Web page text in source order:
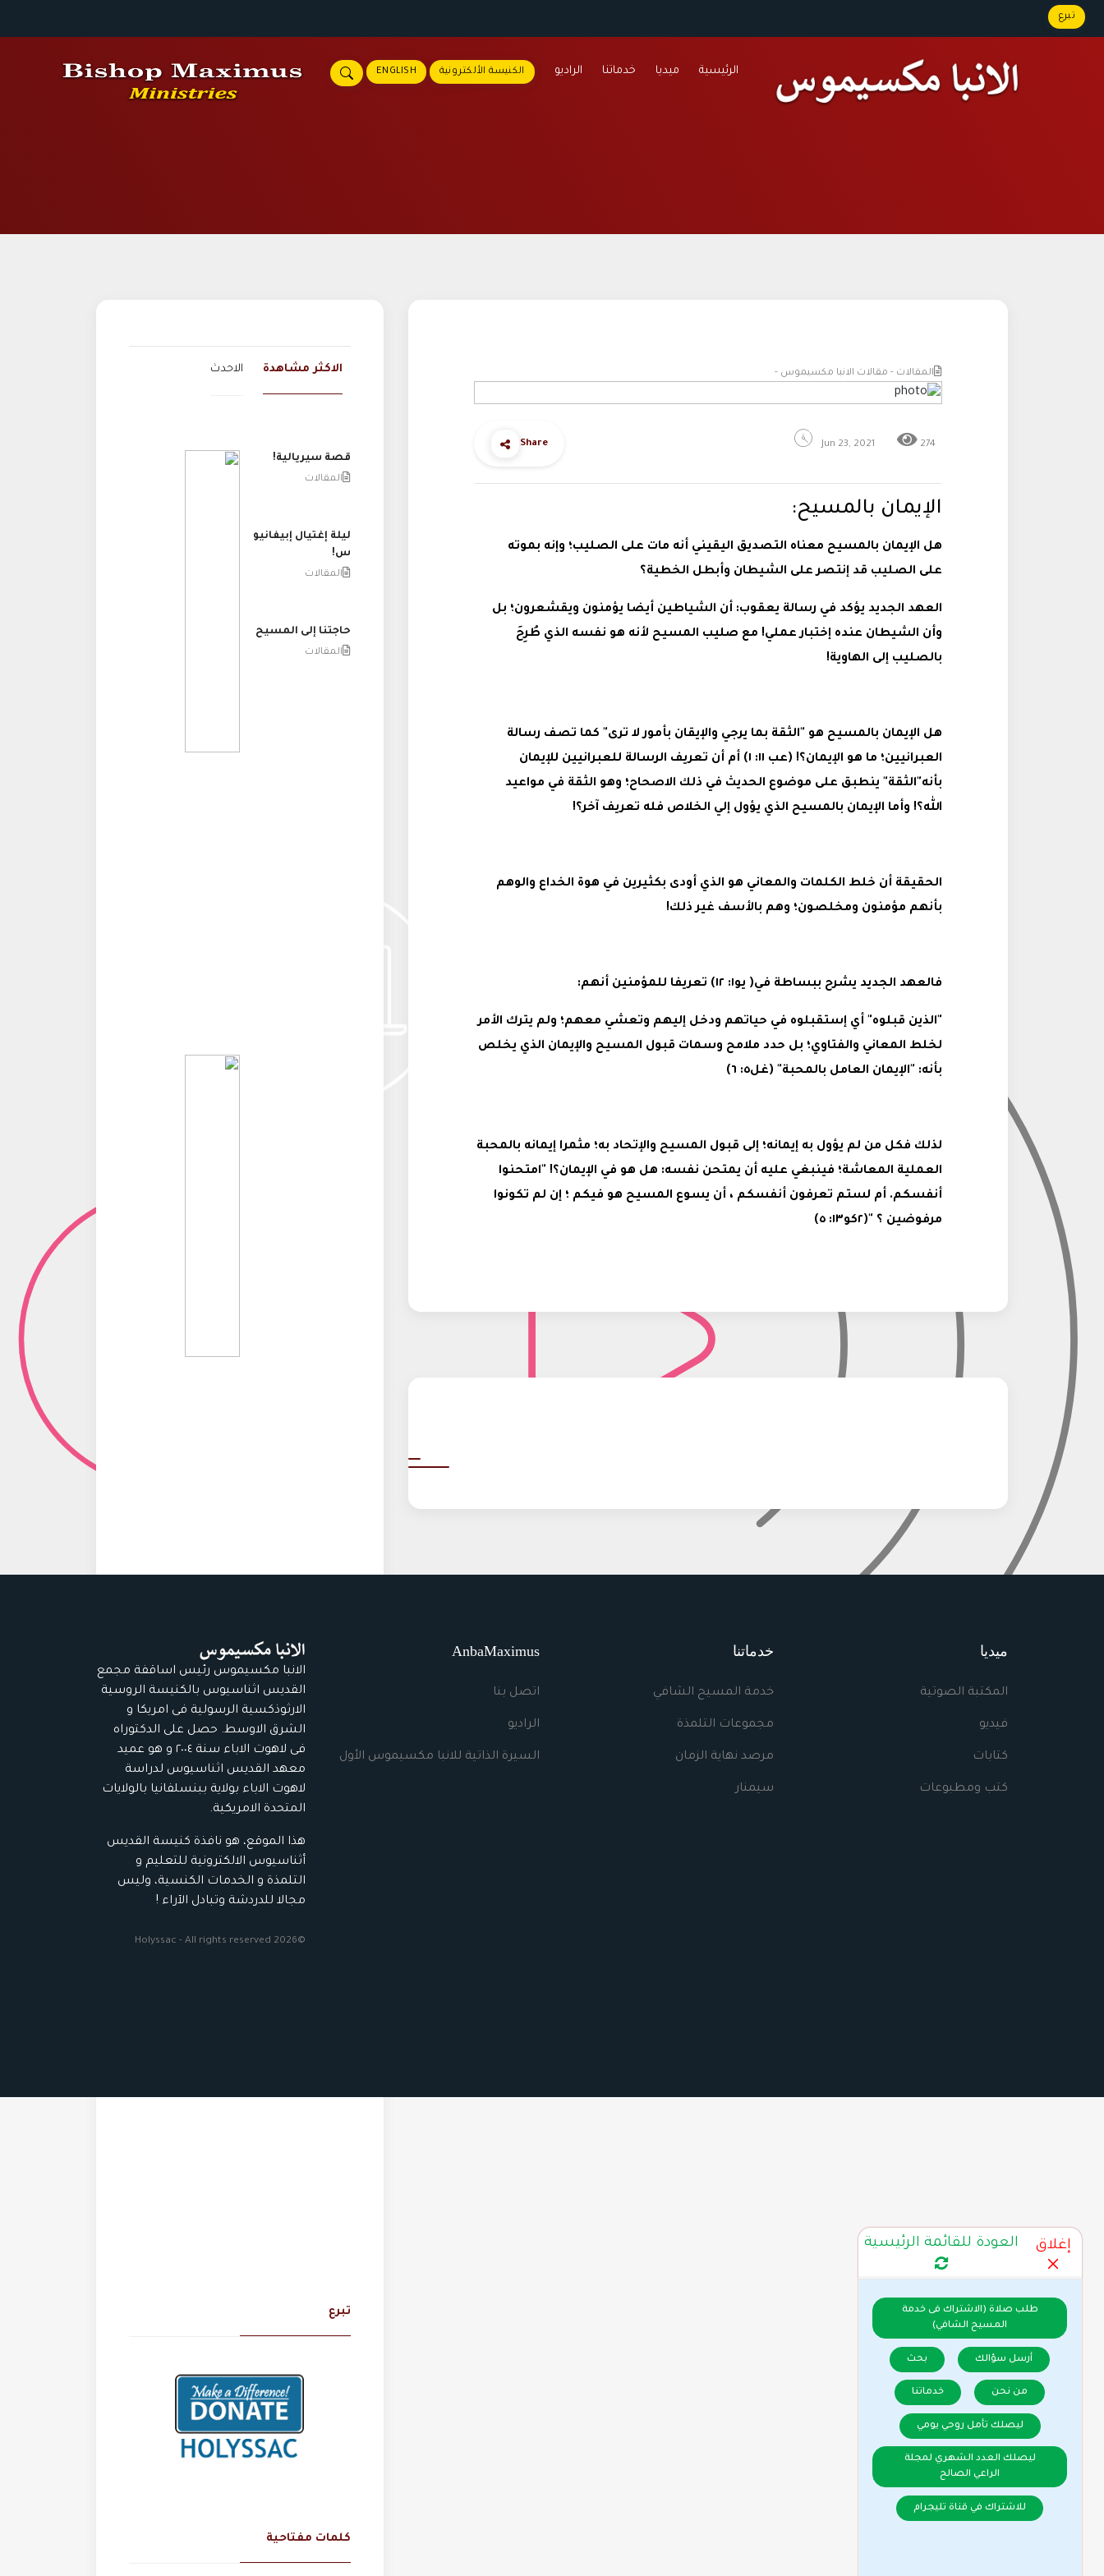
تبرع
ENGLISH الكنيسة الألكترونية الراديو خدماتنا ميديا الرئيسية
المقالات - مقالات الانبا مكسيموس -
Jun 23, 2021 274
Share
الإيمان بالمسيح:
هل الإيمان بالمسيح معناه التصديق اليقيني أنه مات على الصليب؛ وإنه بموته
على الصليب قد إنتصر على الشيطان وأبطل الخطية؟
العهد الجديد يؤكد في رسالة يعقوب: أن الشياطين أيضا يؤمنون ويقشعرون؛ بل
وأن الشيطان عنده إختبار عملي! مع صليب المسيح لأنه هو نفسه الذي طُرِحَ
بالصليب إلى الهاوية!
هل الإيمان بالمسيح هو "الثقة بما يرجي والإيقان بأمور لا ترى" كما تصف رسالة
العبرانيين؛ ما هو الإيمان؟! (عب ١١: ١) أم أن تعريف الرسالة للعبرانيين للإيمان
بأنه"الثقة" ينطبق على موضوع الحديث في ذلك الاصحاح؛ وهو الثقة في مواعيد
الله؟! وأما الإيمان بالمسيح الذي يؤول إلي الخلاص فله تعريف آخر؟!
الحقيقة أن خلط الكلمات والمعاني هو الذي أودى بكثيرين في هوة الخداع والوهم
بأنهم مؤمنون ومخلصون؛ وهم بالأسف غير ذلك!
فالعهد الجديد يشرح ببساطة في( يو١: ١٢) تعريفا للمؤمنين أنهم:
"الذين قبلوه" أي إستقبلوه في حياتهم ودخل إليهم وتعشي معهم؛ ولم يترك الأمر
لخلط المعاني والفتاوي؛ بل حدد ملامح وسمات قبول المسيح والإيمان الذي يخلص
بأنه: "الإيمان العامل بالمحبة" (غل٥: ٦)
لذلك فكل من لم يؤول به إيمانه؛ إلى قبول المسيح والإتحاد به؛ مثمرا إيمانه بالمحبة
العملية المعاشة؛ فينبغي عليه أن يمتحن نفسه: هل هو في الإيمان؟! "امتحنوا
أنفسكم. أم لستم تعرفون أنفسكم ، أن يسوع المسيح هو فيكم ؛ إن لم تكونوا
مرفوضين ؟ "(٢كو١٣: ٥)
الاكثر مشاهدة الاحدث
قصة سيريالية!
المقالات
ليلة إغتيال إبيفانيو
س!
المقالات
حاجتنا إلى المسيح
المقالات
تبرع
كلمات مفتاحية
ميديا
المكتبة الصوتية
فيديو
كتابات
كتب ومطبوعات
خدماتنا
خدمة المسيح الشافي
مجموعات التلمذة
مرصد نهاية الزمان
سيمنار
AnbaMaximus
اتصل بنا
الراديو
السيرة الذاتية للانبا مكسيموس الأول
الانبا مكسيموس رئيس اساقفة مجمع
القديس اثناسيوس بالكنيسة الروسية
الارثوذكسية الرسولية فى امريكا و
الشرق الاوسط. حصل على الدكتوراه
فى لاهوت الاباء سنة ٢٠٠٤ و هو عميد
معهد القديس اثناسيوس لدراسة
لاهوت الاباء بولاية ببنسلفانيا بالولايات
المتحدة الامريكية.
هذا الموقع، هو نافذة كنيسة القديس
أثناسيوس الالكترونية للتعليم و
التلمذة و الخدمات الكنسية، وليس
مجالا للدردشة وتبادل الآراء !
©2026 Holyssac - All rights reserved
إغلاق العودة للقائمة الرئيسية
طلب صلاة (الاشتراك فى خدمة
المسيح الشافي)
أرسل سؤالك بحث
من نحن خدماتنا
ليصلك تأمل روحي يومي
ليصلك العدد الشهري لمجلة
الراعي الصالح
للاشتراك في قناة تليجرام